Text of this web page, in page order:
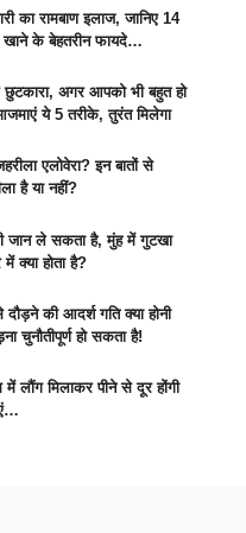
का रामबाण इलाज, जानिए 14
के बेहतरीन फायदे…
अगर आपको भी बहुत हो
ये 5 तरीके, तुरंत मिलेगा
एलोवेरा? इन बातों से
है या नहीं?
ले सकता है, मुंह में गुटखा
क्या होता है?
की आदर्श गति क्या होनी
चुनौतीपूर्ण हो सकता है!
लौंग मिलाकर पीने से दूर होंगी